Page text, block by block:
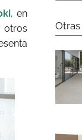
, en
otros